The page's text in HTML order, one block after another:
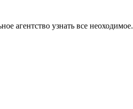
агентство узнать все неоходимое.